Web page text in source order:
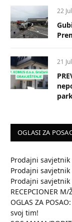
22
21
OGLASI ZA
Prodajni
Prodajni savjetnik
Prodajni savjetnik
RECEPCIONER M/
OGLAS ZA
svoj tim!